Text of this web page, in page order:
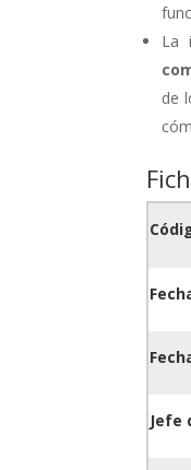
La
de
Jefe